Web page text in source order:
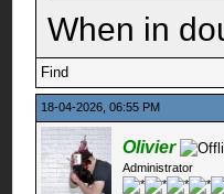
When in
Find
18-04-2026, 06:55 PM
Olivier
Administrator